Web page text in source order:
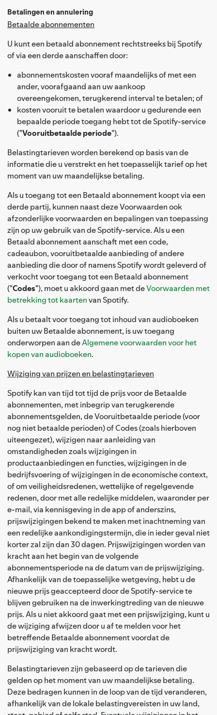
Betalingen en annulering
Betaalde abonnementen
U kunt een betaald abonnement rechtstreeks bij Spotify
of via een derde aanschaffen door:
abonnementskosten vooraf maandelijks of met een
ander, voorafgaand aan uw aankoop
overeengekomen, terugkerend interval te betalen; of
kosten vooruit te betalen waardoor u gedurende een
bepaalde periode toegang hebt tot de Spotify-service
("Vooruitbetaalde periode").
Belastingtarieven worden berekend op basis van de
informatie die u verstrekt en het toepasselijk tarief op het
moment van uw maandelijkse betaling.
Als u toegang tot een Betaald abonnement koopt via een
derde partij, kunnen naast deze Voorwaarden ook
afzonderlijke voorwaarden en bepalingen van toepassing
zijn op uw gebruik van de Spotify-service. Als u een
Betaald abonnement aanschaft met een code,
cadeaubon, vooruitbetaalde aanbieding of andere
aanbieding die door of namens Spotify wordt geleverd of
verkocht voor toegang tot een Betaald abonnement
("Codes"), moet u akkoord gaan met deVoorwaarden met
betrekking tot kaartenvan Spotify.
Als u betaalt voor toegang tot inhoud van audioboeken
buiten uw Betaalde abonnement, is uw toegang
onderworpen aan deAlgemene voorwaarden voor het
kopen van audioboeken.
Wijziging van prijzen en belastingtarieven
Spotify kan van tijd tot tijd de prijs voor de Betaalde
abonnementen, met inbegrip van terugkerende
abonnementsgelden, de Vooruitbetaalde periode (voor
nog niet betaalde perioden) of Codes (zoals hierboven
uiteengezet), wijzigen naar aanleiding van
omstandigheden zoals wijzigingen in
productaanbiedingen en functies, wijzigingen in de
bedrijfsvoering of wijzigingen in de economische context,
of om veiligheidsredenen, wettelijke of regelgevende
redenen, door met alle redelijke middelen, waaronder per
e-mail, via kennisgeving in de app of anderszins,
prijswijzigingen bekend te maken met inachtneming van
een redelijke aankondigingstermijn, die in ieder geval niet
korter zal zijn dan 30 dagen. Prijswijzigingen worden van
kracht aan het begin van de volgende
abonnementsperiode na de datum van de prijswijziging.
Afhankelijk van de toepasselijke wetgeving, hebt u de
nieuwe prijs geaccepteerd door de Spotify-service te
blijven gebruiken na de inwerkingtreding van de nieuwe
prijs. Als u niet akkoord gaat met een prijswijziging, kunt u
de wijziging afwijzen door u af te melden voor het
betreffende Betaalde abonnement voordat de
prijswijziging van kracht wordt.
Belastingtarieven zijn gebaseerd op de tarieven die
gelden op het moment van uw maandelijkse betaling.
Deze bedragen kunnen in de loop van de tijd veranderen,
afhankelijk van de lokale belastingvereisten in uw land,